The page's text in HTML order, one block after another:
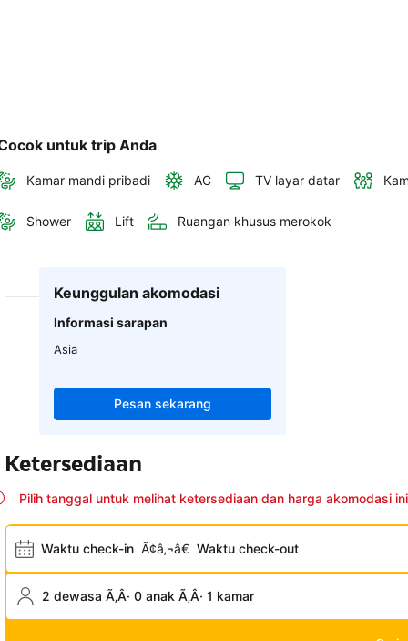
untuk trip Anda
Kamar mandi pribadi AC TV layar datar
Shower Lift Ruangan khusus merokok
Keunggulan akomodasi
Informasi sarapan
Asia
Pesan sekarang
Ketersediaan
Pilih tanggal untuk melihat ketersediaan dan harga akomodasi ini
Waktu check-in Ã¢â‚¬â€ Waktu check-out
2 dewasa Ã‚Â· 0 anak Ã‚Â· 1 kamar